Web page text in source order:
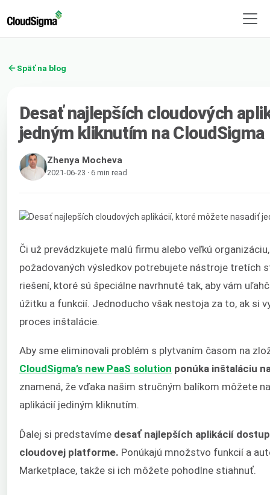
Späť na blog
Desať najlepších cloudových
jedným kliknutím na CloudSigma
Zhenya Mocheva
2021-06-23 · 6 min read
Či už prevádzkujete malú firmu alebo veľkú
požadovaných výsledkov potrebujete nástroje tretích
riešení, ktoré sú špeciálne navrhnuté tak, aby vám
úžitku a funkcií. Jednoducho však nestoja za to, ak si
proces inštalácie.
Aby sme eliminovali problém s plytvaním časom na
CloudSigma’s new PaaS solution ponúka inštaláciu
znamená, že vďaka našim stručným balíkom môžete
aplikácií jediným kliknutím.
Ďalej si predstavíme desať najlepších aplikácií
cloudovej platforme. Ponúkajú množstvo funkcií a
Marketplace, takže si ich môžete pohodlne stiahnuť.